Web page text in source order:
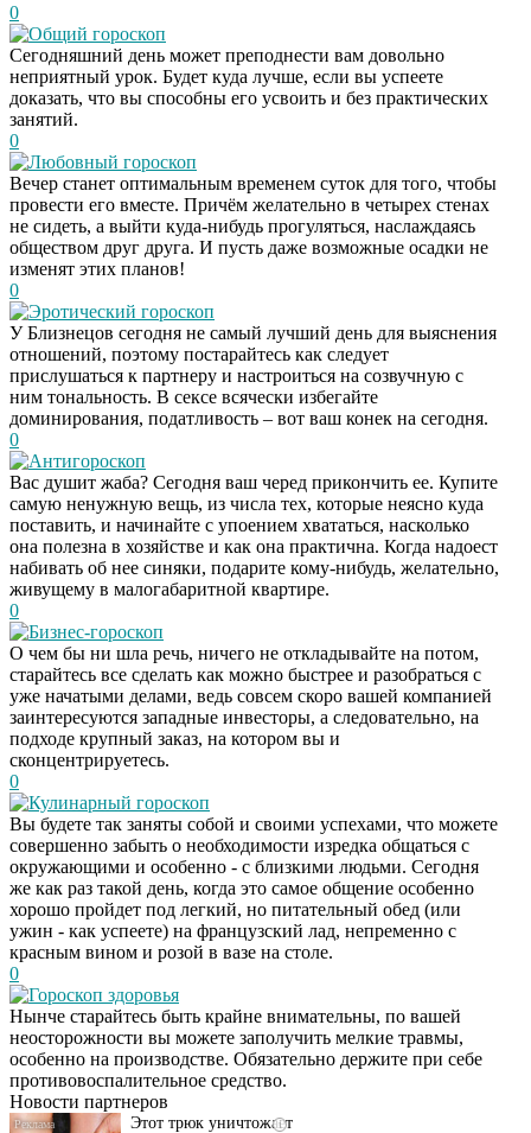
0
Общий гороскоп
Сегодняшний день может преподнести вам довольно
неприятный урок. Будет куда лучше, если вы успеете
доказать, что вы способны его усвоить и без практических
занятий.
0
Любовный гороскоп
Вечер станет оптимальным временем суток для того, чтобы
провести его вместе. Причём желательно в четырех стенах
не сидеть, а выйти куда-нибудь прогуляться, наслаждаясь
обществом друг друга. И пусть даже возможные осадки не
изменят этих планов!
0
Эротический гороскоп
У Близнецов сегодня не самый лучший день для выяснения
отношений, поэтому постарайтесь как следует
прислушаться к партнеру и настроиться на созвучную с
ним тональность. В сексе всячески избегайте
доминирования, податливость – вот ваш конек на сегодня.
0
Антигороскоп
Вас душит жаба? Сегодня ваш черед прикончить ее. Купите
самую ненужную вещь, из числа тех, которые неясно куда
поставить, и начинайте с упоением хвататься, насколько
она полезна в хозяйстве и как она практична. Когда надоест
набивать об нее синяки, подарите кому-нибудь, желательно,
живущему в малогабаритной квартире.
0
Бизнес-гороскоп
О чем бы ни шла речь, ничего не откладывайте на потом,
старайтесь все сделать как можно быстрее и разобраться с
уже начатыми делами, ведь совсем скоро вашей компанией
заинтересуются западные инвесторы, а следовательно, на
подходе крупный заказ, на котором вы и
сконцентрируетесь.
0
Кулинарный гороскоп
Вы будете так заняты собой и своими успехами, что можете
совершенно забыть о необходимости изредка общаться с
окружающими и особенно - с близкими людьми. Сегодня
же как раз такой день, когда это самое общение особенно
хорошо пройдет под легкий, но питательный обед (или
ужин - как успеете) на французский лад, непременно с
красным вином и розой в вазе на столе.
0
Гороскоп здоровья
Нынче старайтесь быть крайне внимательны, по вашей
неосторожности вы можете заполучить мелкие травмы,
особенно на производстве. Обязательно держите при себе
противовоспалительное средство.
Новости партнеров
Даже самый
запущенный грибок
исчезнет с корнем,
если перед сном…
i
Этот трюк уничтожает